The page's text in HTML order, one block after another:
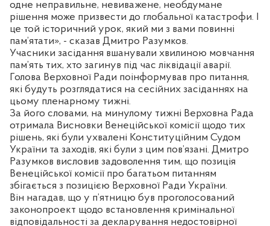
одне неправильне, невиважене, необдумане
рішення може призвести до глобальної катастрофи. І
це той історичний урок, який ми з вами повинні
пам’ятати», - сказав Дмитро Разумков.
Учасники засідання вшанували хвилиною мовчання
пам’ять тих, хто загинув під час ліквідації аварії.
Голова Верховної Ради поінформував про питання,
які будуть розглядатися на сесійних засіданнях на
цьому пленарному тижні.
За його словами, на минулому тижні Верховна Рада
отримала Висновки Венеційської комісії щодо тих
рішень, які були ухвалені Конституційним Судом
України та заходів, які були з цим пов’язані. Дмитро
Разумков висловив задоволення тим, що позиція
Венеційської комісії про багатьом питанням
збігається з позицією Верховної Ради України.
Він нагадав, що у п’ятницю був проголосований
законопроект щодо встановлення кримінальної
відповідальності за декларування недостовірної